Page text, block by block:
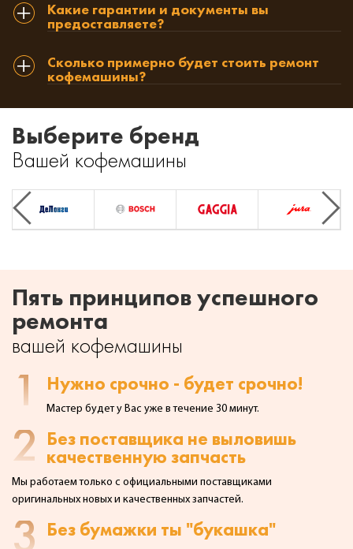
Какие гарантии и документы вы
предоставляете?
Сколько примерно будет стоить ремонт
кофемашины?
Выберите бренд
Вашей кофемашины
Previous Next
Пять принципов успешного
ремонта
вашей кофемашины
1 Нужно срочно - будет срочно!
Мастер будет у Вас уже в течение 30 минут.
2 Без поставщика не выловишь
качественную запчасть
Мы работаем только с официальными поставщиками
оригинальных новых и качественных запчастей.
3 Без бумажки ты "букашка"